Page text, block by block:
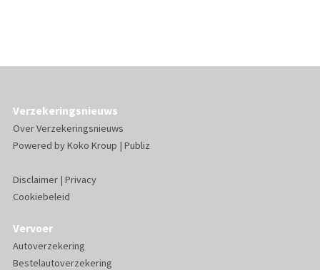
Verzekeringsnieuws
Over Verzekeringsnieuws
Powered byKoko Kroup | Publiz
Disclaimer| Privacy
Cookiebeleid
Vervoer
Autoverzekering
Bestelautoverzekering